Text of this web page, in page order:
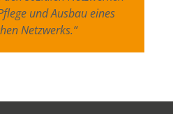
und Ausbau eines
Netzwerks.“